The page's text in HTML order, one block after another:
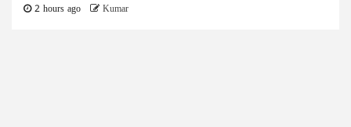
2 hours ago Kumar